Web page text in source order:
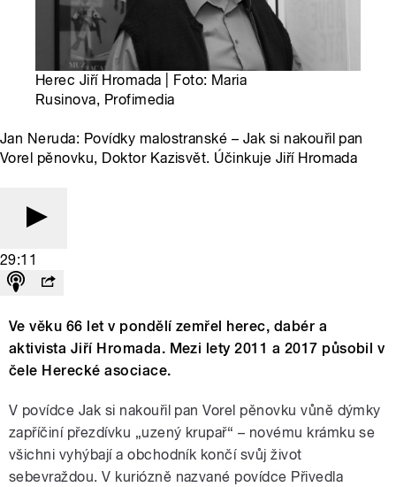
Herec Jiří Hromada | Foto: Maria
Rusinova, Profimedia
Jan Neruda: Povídky malostranské – Jak si nakouřil pan
Vorel pěnovku, Doktor Kazisvět. Účinkuje Jiří Hromada
29:11
Ve věku 66 let v pondělí zemřel herec, dabér a
aktivista Jiří Hromada. Mezi lety 2011 a 2017 působil v
čele Herecké asociace.
V povídce Jak si nakouřil pan Vorel pěnovku vůně dýmky
zapříčiní přezdívku „uzený krupař“ – novému krámku se
všichni vyhýbají a obchodník končí svůj život
sebevraždou. V kuriózně nazvané povídce Přivedla